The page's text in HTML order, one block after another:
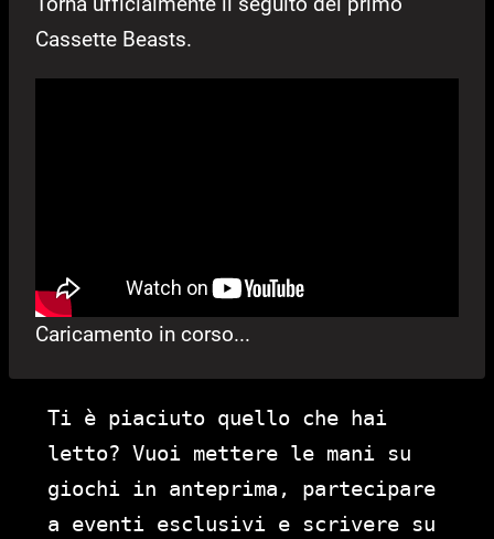
Cassette Beasts.
Caricamento in corso...
Ti è piaciuto quello che hai
letto? Vuoi mettere le mani su
giochi in anteprima, partecipare
a eventi esclusivi e scrivere su